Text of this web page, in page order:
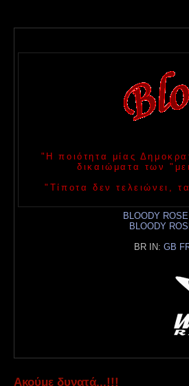
"Η ποιότητα μίας
δικαιώματα των
"Τίποτα δεν τελειώνει,
BLOODY ROSE
BLOODY
BR IN: GB
Aκούμε δυνατά...!!!